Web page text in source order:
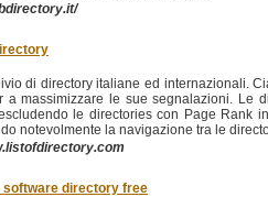
di directory italiane ed internazionali.
a massimizzare le sue segnalazioni. Le
le directories con Page Rank
notevolmente la navigazione tra le
software directory free